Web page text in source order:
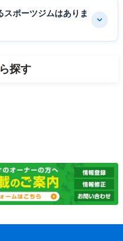
ポーツジムはありま
探す